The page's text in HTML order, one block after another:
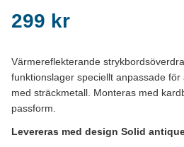
299 kr
Värmereflekterande
funktionslager speciellt anpassade
med sträckmetall. Monteras med
passform.
Levereras med design Solid